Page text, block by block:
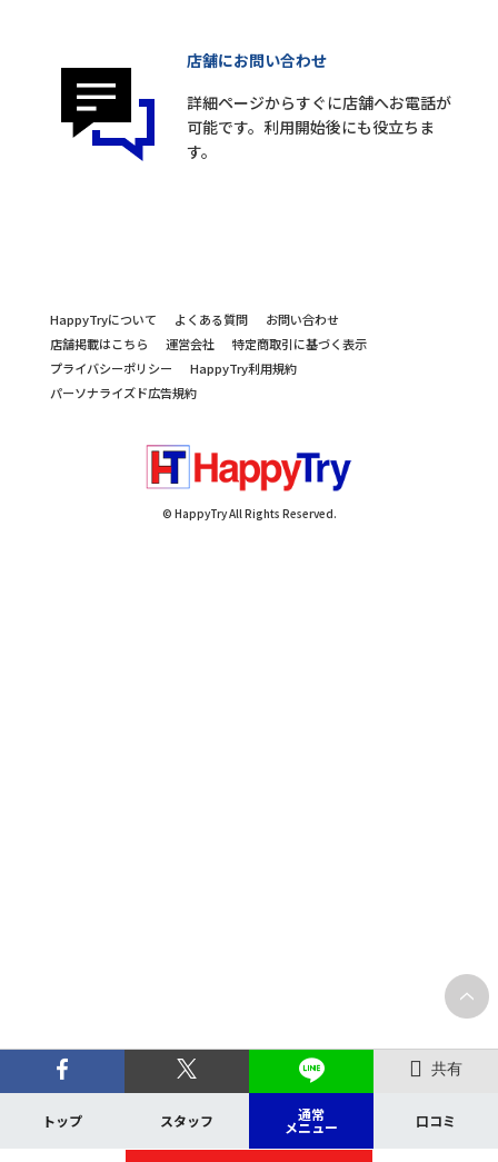
共有
トップ スタッフ 通常
メニュー 口コミ
店舗にお問い合わせ
詳細ページからすぐに店舗へお電話が
可能です。利用開始後にも役立ちま
す。
HappyTryについて よくある質問
お問い合わせ
店舗掲載はこちら
運営会社
特定商取引に基づく表示
プライバシーポリシー
HappyTry利用規約
パーソナライズド広告規約
© HappyTry All Rights Reserved.